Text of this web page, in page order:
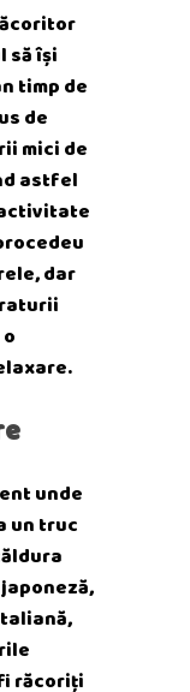
să își
timp de
de
mici de
astfel
dar
unde
un truc
răcoriți